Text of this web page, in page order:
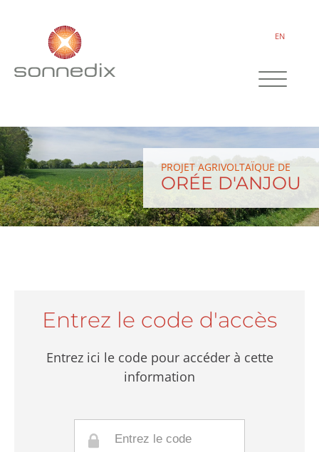
EN
PROJET AGRIVOLTAÏQUE DE
ORÉE D'ANJOU
Entrez le code d'accès
Entrez ici le code pour accéder à cette
information